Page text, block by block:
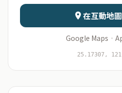
日期 出
資料僅用於即時分
在互動地
Google Maps ·
25.17307,